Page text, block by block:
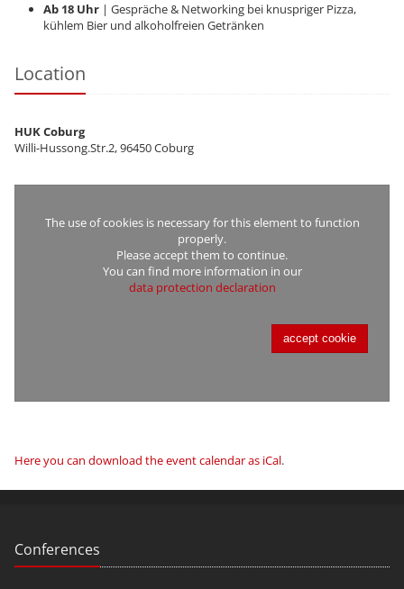
Ab 18 Uhr | Gespräche & Networking bei knuspriger Pizza,
kühlem Bier und alkoholfreien Getränken
Location
HUK Coburg
Willi-Hussong.Str.2, 96450 Coburg
The use of cookies is necessary for this element to function
properly.
Please accept them to continue.
You can find more information in our
data protection declaration
accept cookie
Here you can download the event calendar as iCal.
Conferences